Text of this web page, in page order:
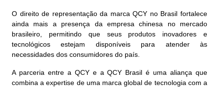
O direito de representação da marca QCY no Brasil fortalece
ainda mais a presença da empresa chinesa no mercado
brasileiro, permitindo que seus produtos inovadores e
tecnológicos estejam disponíveis para atender às
necessidades dos consumidores do país.
A parceria entre a QCY e a QCY Brasil é uma aliança que
combina a expertise de uma marca global de tecnologia com a